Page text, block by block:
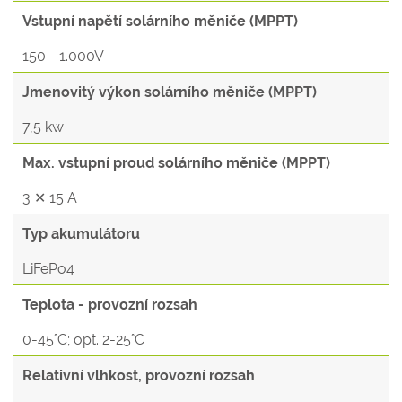
Vstupní napětí solárního měniče (MPPT)
150 - 1.000V
Jmenovitý výkon solárního měniče (MPPT)
7,5 kw
Max. vstupní proud solárního měniče (MPPT)
3 ✕ 15 A
Typ akumulátoru
LiFePo4
Teplota - provozní rozsah
0-45°C; opt. 2-25°C
Relativní vlhkost, provozní rozsah